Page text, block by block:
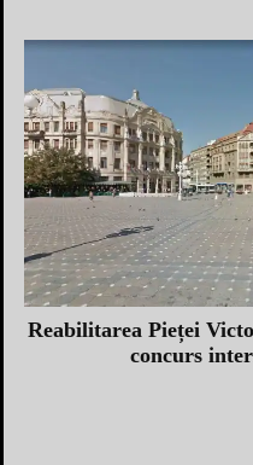
Reabilitarea Pieței
concurs